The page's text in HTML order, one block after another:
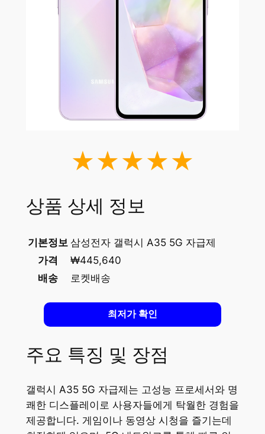
★★★★★
상품 상세 정보
기본정보 삼성전자 갤럭시 A35 5G 자급제
가격
₩445,640
배송
로켓배송
최저가 확인
주요 특징 및 장점
갤럭시 A35 5G 자급제는 고성능 프로세서와 명
쾌한 디스플레이로 사용자들에게 탁월한 경험을
제공합니다. 게임이나 동영상 시청을 즐기는데